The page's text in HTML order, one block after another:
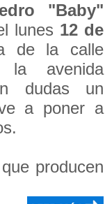
"Baby"
lunes 12 de
de la calle
avenida
dudas un
a poner a
producen